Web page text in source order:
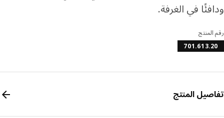
في الغرفة.
المنتج